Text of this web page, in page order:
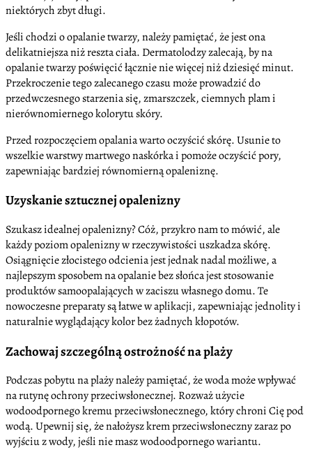
niektórych zbyt długi.
Jeśli chodzi o opalanie twarzy, należy pamiętać, że jest ona
delikatniejsza niż reszta ciała. Dermatolodzy zalecają, by na
opalanie twarzy poświęcić łącznie nie więcej niż dziesięć minut.
Przekroczenie tego zalecanego czasu może prowadzić do
przedwczesnego starzenia się, zmarszczek, ciemnych plam i
nierównomiernego kolorytu skóry.
Przed rozpoczęciem opalania warto oczyścić skórę. Usunie to
wszelkie warstwy martwego naskórka i pomoże oczyścić pory,
zapewniając bardziej równomierną opaleniznę.
Uzyskanie sztucznej opalenizny
Szukasz idealnej opalenizny? Cóż, przykro nam to mówić, ale
każdy poziom opalenizny w rzeczywistości uszkadza skórę.
Osiągnięcie złocistego odcienia jest jednak nadal możliwe, a
najlepszym sposobem na opalanie bez słońca jest stosowanie
produktów samoopalających w zaciszu własnego domu. Te
nowoczesne preparaty są łatwe w aplikacji, zapewniając jednolity i
naturalnie wyglądający kolor bez żadnych kłopotów.
Zachowaj szczególną ostrożność na plaży
Podczas pobytu na plaży należy pamiętać, że woda może wpływać
na rutynę ochrony przeciwsłonecznej. Rozważ użycie
wodoodpornego kremu przeciwsłonecznego, który chroni Cię pod
wodą. Upewnij się, że nałożysz krem przeciwsłoneczny zaraz po
wyjściu z wody, jeśli nie masz wodoodpornego wariantu.